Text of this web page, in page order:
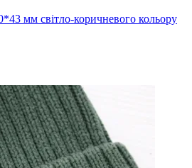
мм світло-коричневого кольору